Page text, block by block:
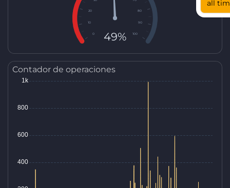
all
0
10
20 80
90
100
49%
Contador de operaciones